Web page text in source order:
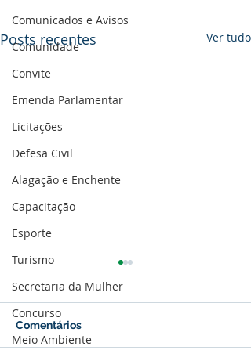
Comunicados e Avisos
Comunidade
Convite
Emenda Parlamentar
Licitações
Defesa Civil
Alagação e Enchente
Capacitação
Esporte
Turismo
Secretaria da Mulher
Concurso
Meio Ambiente
Posts recentes Ver tudo
Comentários